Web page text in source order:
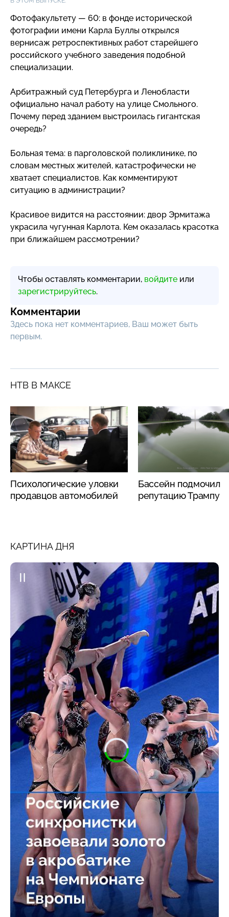
Фотофакультету — 60: в фонде исторической
фотографии имени Карла Буллы открылся
вернисаж ретроспективных работ старейшего
российского учебного заведения подобной
специализации.
Арбитражный суд Петербурга и Ленобласти
официально начал работу на улице Смольного.
Почему перед зданием выстроилась гигантская
очередь?
Больная тема: в парголовской поликлинике, по
словам местных жителей, катастрофически не
хватает специалистов. Как комментируют
ситуацию в администрации?
Красивое видится на расстоянии: двор Эрмитажа
украсила чугунная Карлота. Кем оказалась красотка
при ближайшем рассмотрении?
Чтобы оставлять комментарии, войдите или
зарегистрируйтесь.
Комментарии
Здесь пока нет комментариев, Ваш может быть
первым.
НТВ В МАКСЕ
Психологические уловки
продавцов автомобилей
Бассейн подмочил
репутацию Трампу
КАРТИНА ДНЯ